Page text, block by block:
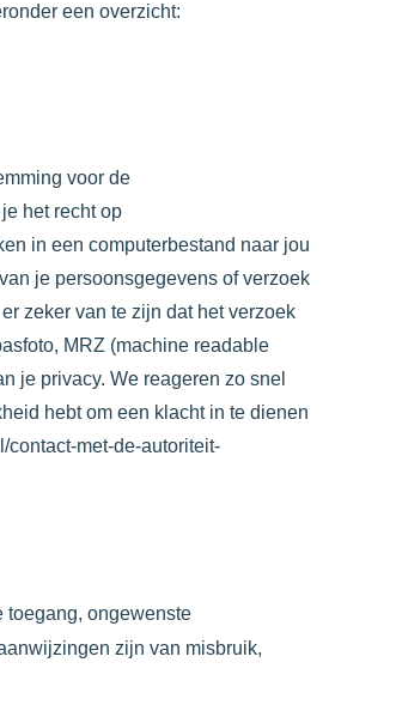
een overzicht:
voor de
het recht op
in een computerbestand naar jou
je persoonsgegevens of verzoek
er zeker van te zijn dat het verzoek
MRZ (machine readable
je privacy. We reageren zo snel
hebt om een klacht in te dienen
met-de-autoriteit-
toegang, ongewenste
zijn van misbruik,